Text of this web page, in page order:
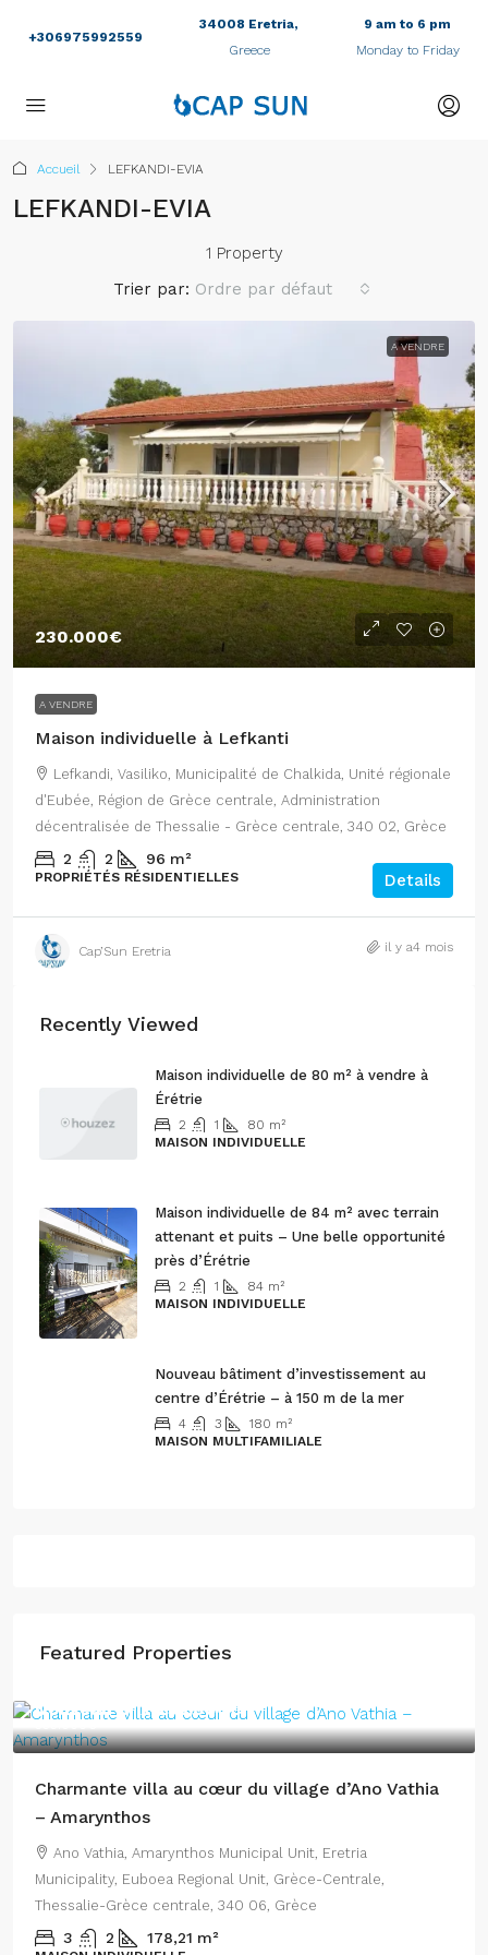
+306975992559
34008 Eretria,
Greece
9 am to 6 pm
Monday to Friday
Accueil LEFKANDI-EVIA
LEFKANDI-EVIA
1 Property
Trier par: Ordre par défaut
A VENDRE
230.000€
A VENDRE
Maison individuelle à Lefkanti
Lefkandi, Vasiliko, Municipalité de Chalkida, Unité régionale
d'Eubée, Région de Grèce centrale, Administration
décentralisée de Thessalie - Grèce centrale, 340 02, Grèce
2 2 96 m²
PROPRIÉTÉS RÉSIDENTIELLES Details
Cap’Sun Eretria il y a4 mois
Recently Viewed
Maison individuelle de 80 m² à vendre à
Érétrie
2 1 80 m²
MAISON INDIVIDUELLE
Maison individuelle de 84 m² avec terrain
attenant et puits – Une belle opportunité
près d’Érétrie
2 1 84 m²
MAISON INDIVIDUELLE
Nouveau bâtiment d’investissement au
centre d’Érétrie – à 150 m de la mer
4 3 180 m²
MAISON MULTIFAMILIALE
Featured Properties
Nouveau prix 298.000€
Charmante villa au cœur du village d’Ano Vathia
– Amarynthos
Ano Vathia, Amarynthos Municipal Unit, Eretria
Municipality, Euboea Regional Unit, Grèce-Centrale,
Thessalie-Grèce centrale, 340 06, Grèce
3 2 178,21 m²